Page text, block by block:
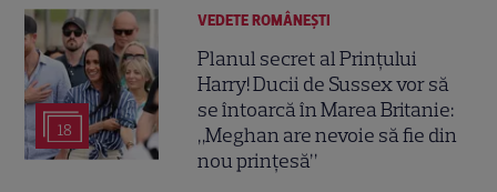
18
VEDETE ROMÂNEŞTI
Planul secret al Prințului
Harry! Ducii de Sussex vor să
se întoarcă în Marea Britanie:
„Meghan are nevoie să fie din
nou prințesă”